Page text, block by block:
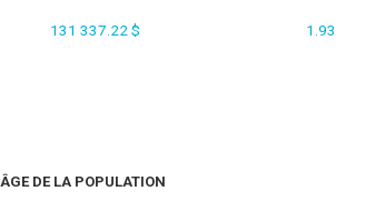
131 337.22 $ 1.93
ÂGE DE LA POPULATION